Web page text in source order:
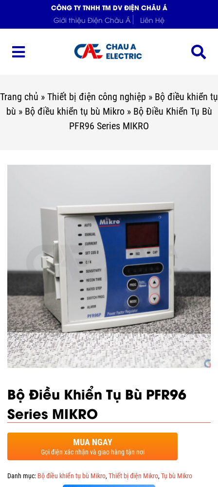
CÔNG TY TNHH TM DV ĐIỆN CHÂU Á
Giới thiệu Điện Châu Á
Liên Hệ
Trang chủ » Thiết bị điện công nghiệp » Bộ điều khiển tụ
bù » Bộ điều khiển tụ bù Mikro» Bộ Điều Khiển Tụ Bù
PFR96 Series MIKRO
Bộ Điều Khiển Tụ Bù PFR96
Series MIKRO
MUA NGAY
Gọi điện xác nhận và giao hàng tận nơi
Danh mục: Bộ điều khiển tụ bù Mikro, Thiết bị điện Mikro, Tụ bù Mikro